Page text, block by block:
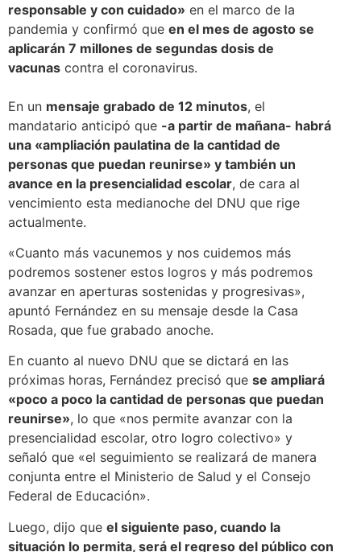
responsable y con cuidado» en el marco de la
pandemia y confirmó que en el mes de agosto se
aplicarán 7 millones de segundas dosis de
vacunas contra el coronavirus.
En un mensaje grabado de 12 minutos, el
mandatario anticipó que -a partir de mañana- habrá
una «ampliación paulatina de la cantidad de
personas que puedan reunirse» y también un
avance en la presencialidad escolar, de cara al
vencimiento esta medianoche del DNU que rige
actualmente.
«Cuanto más vacunemos y nos cuidemos más
podremos sostener estos logros y más podremos
avanzar en aperturas sostenidas y progresivas»,
apuntó Fernández en su mensaje desde la Casa
Rosada, que fue grabado anoche.
En cuanto al nuevo DNU que se dictará en las
próximas horas, Fernández precisó que se ampliará
«poco a poco la cantidad de personas que puedan
reunirse», lo que «nos permite avanzar con la
presencialidad escolar, otro logro colectivo» y
señaló que «el seguimiento se realizará de manera
conjunta entre el Ministerio de Salud y el Consejo
Federal de Educación».
Luego, dijo que el siguiente paso, cuando la
situación lo permita, será el regreso del público con